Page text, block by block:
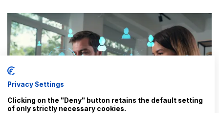
Privacy Settings
Clicking on the "Deny" button retains the default setting
of only strictly necessary cookies.